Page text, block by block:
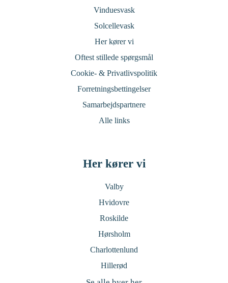
Vinduesvask
Solcellevask
Her kører vi
Oftest stillede spørgsmål
Cookie- & Privatlivspolitik
Forretningsbettingelser
Samarbejdspartnere
Alle links
Her kører vi
Valby
Hvidovre
Roskilde
Hørsholm
Charlottenlund
Hillerød